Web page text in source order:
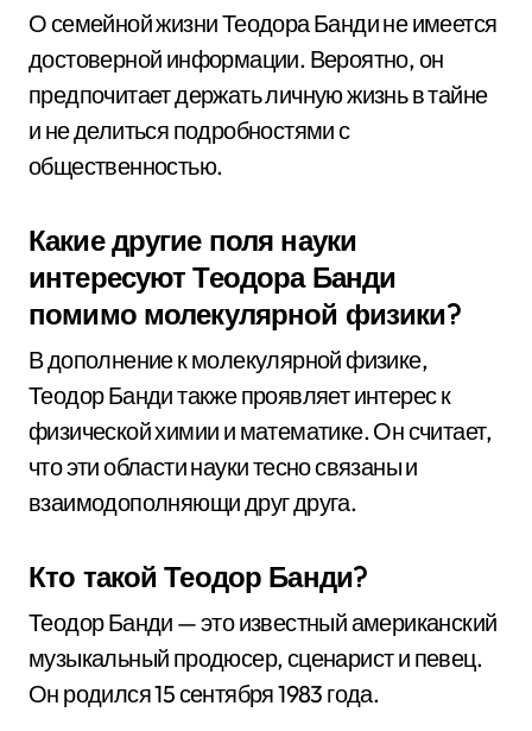
О семейной жизни Теодора Банди не имеется
достоверной информации. Вероятно, он
предпочитает держать личную жизнь в тайне
и не делиться подробностями с
общественностью.
Какие другие поля науки
интересуют Теодора Банди
помимо молекулярной физики?
В дополнение к молекулярной физике,
Теодор Банди также проявляет интерес к
физической химии и математике. Он считает,
что эти области науки тесно связаны и
взаимодополняющи друг друга.
Кто такой Теодор Банди?
Теодор Банди — это известный американский
музыкальный продюсер, сценарист и певец.
Он родился 15 сентября 1983 года.